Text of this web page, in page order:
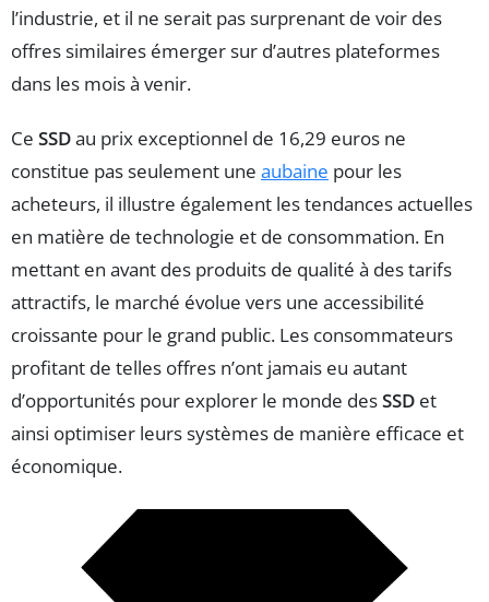
l’industrie, et il ne serait pas surprenant de voir des
offres similaires émerger sur d’autres plateformes
dans les mois à venir.
Ce SSDau prix exceptionnel de 16,29 euros ne
constitue pas seulement une aubaine pour les
acheteurs, il illustre également les tendances actuelles
en matière de technologie et de consommation. En
mettant en avant des produits de qualité à des tarifs
attractifs, le marché évolue vers une accessibilité
croissante pour le grand public. Les consommateurs
profitant de telles offres n’ont jamais eu autant
d’opportunités pour explorer le monde desSSD et
ainsi optimiser leurs systèmes de manière efficace et
économique.